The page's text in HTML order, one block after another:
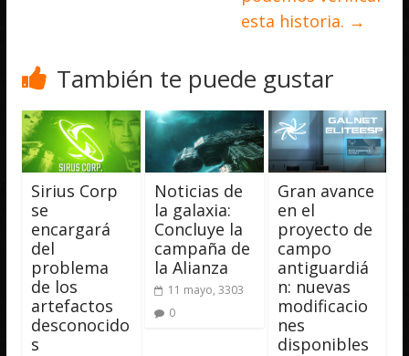
esta historia. →
También te puede gustar
Sirius Corp
se
encargará
del
problema
de los
artefactos
desconocido
s
Noticias de
la galaxia:
Concluye la
campaña de
la Alianza
11 mayo, 3303
0
Gran avance
en el
proyecto de
campo
antiguardiá
n: nuevas
modificacio
nes
disponibles